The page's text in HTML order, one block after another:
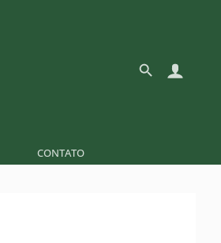
CONTATO